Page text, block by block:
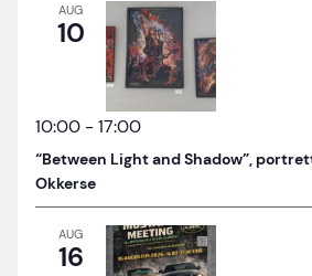
AUG
10
10:00 -17:00
“Between Light and Shadow”,
Okkerse
AUG
16